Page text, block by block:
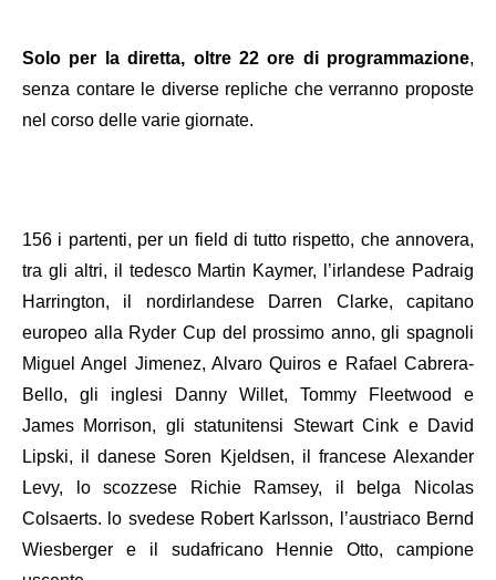
Solo per la diretta, oltre 22 ore di programmazione,
senza contare le diverse repliche che verranno proposte
nel corso delle varie giornate.
156 i partenti, per un field di tutto rispetto, che annovera,
tra gli altri, il tedesco Martin Kaymer, l’irlandese Padraig
Harrington, il nordirlandese Darren Clarke, capitano
europeo alla Ryder Cup del prossimo anno, gli spagnoli
Miguel Angel Jimenez, Alvaro Quiros e Rafael Cabrera-
Bello, gli inglesi Danny Willet, Tommy Fleetwood e
James Morrison, gli statunitensi Stewart Cink e David
Lipski, il danese Soren Kjeldsen, il francese Alexander
Levy, lo scozzese Richie Ramsey, il belga Nicolas
Colsaerts. lo svedese Robert Karlsson, l’austriaco Bernd
Wiesberger e il sudafricano Hennie Otto, campione